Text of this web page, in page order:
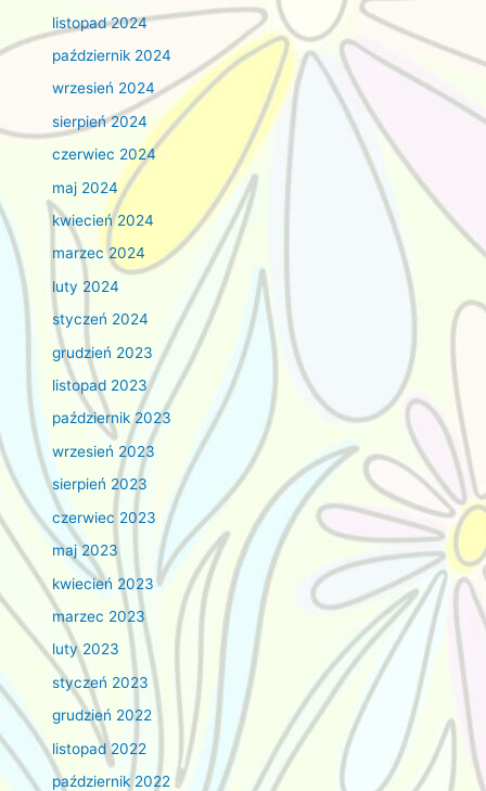
listopad 2024
październik 2024
wrzesień 2024
sierpień 2024
czerwiec 2024
maj 2024
kwiecień 2024
marzec 2024
luty 2024
styczeń 2024
grudzień 2023
listopad 2023
październik 2023
wrzesień 2023
sierpień 2023
czerwiec 2023
maj 2023
kwiecień 2023
marzec 2023
luty 2023
styczeń 2023
grudzień 2022
listopad 2022
październik 2022